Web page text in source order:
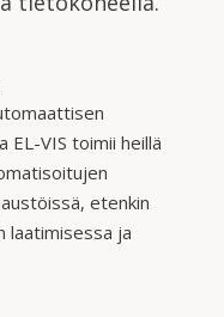
VIS toimii heillä
etenkin
ja